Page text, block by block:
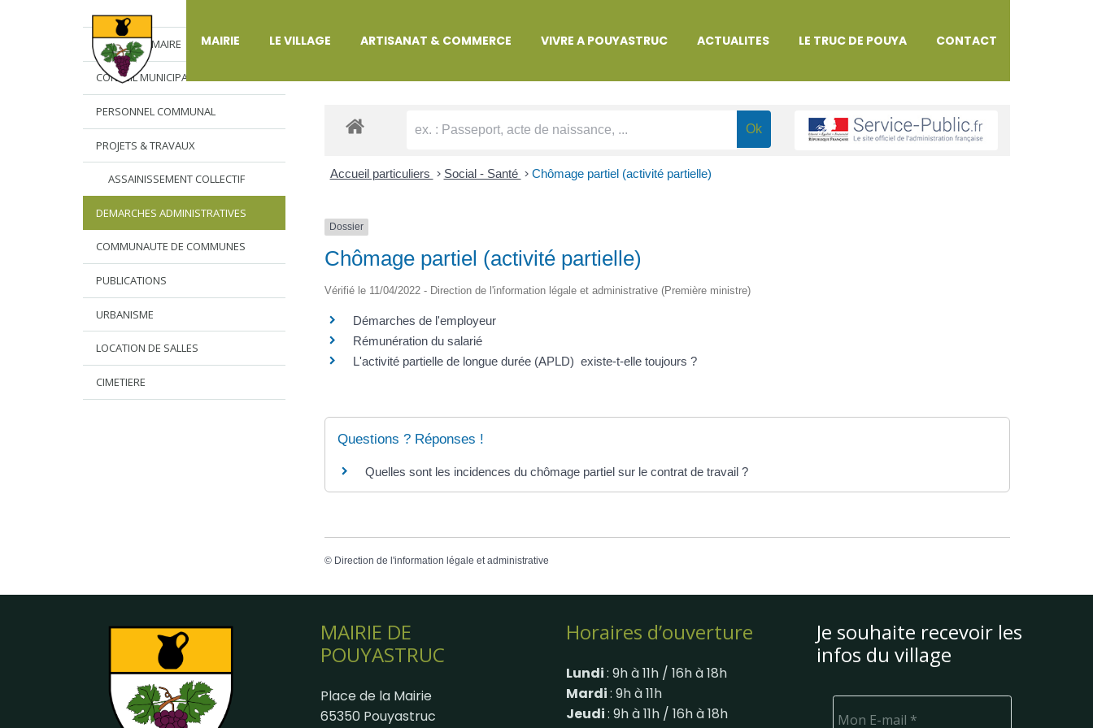
MAIRIE LE VILLAGE ARTISANAT & COMMERCE VIVRE A POUYASTRUC ACTUALITES LE TRUC DE POUYA CONTACT
L’EDITO DU MAIRE
CONSEIL MUNICIPAL
PERSONNEL COMMUNAL
PROJETS & TRAVAUX
ASSAINISSEMENT COLLECTIF
DEMARCHES ADMINISTRATIVES
COMMUNAUTE DE COMMUNES
PUBLICATIONS
URBANISME
LOCATION DE SALLES
CIMETIERE
DÉMARCHES ADMINISTRATIVES
Accueil particuliers > Social - Santé > Chômage partiel (activité partielle)
Dossier
Chômage partiel (activité partielle)
Vérifié le 11/04/2022 - Direction de l'information légale et administrative (Première ministre)
Démarches de l'employeur
Rémunération du salarié
L'activité partielle de longue durée (APLD) existe-t-elle toujours ?
Questions ? Réponses !
Quelles sont les incidences du chômage partiel sur le contrat de travail ?
© Direction de l'information légale et administrative
MAIRIE DE
POUYASTRUC
Place de la Mairie
65350 Pouyastruc
Horaires d’ouverture
Lundi: 9h à 11h / 16h à 18h
Mardi: 9h à 11h
Jeudi: 9h à 11h / 16h à 18h
Je souhaite recevoir les
infos du village